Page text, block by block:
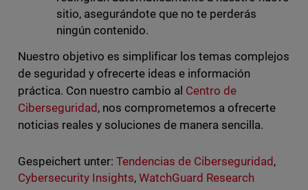
sitio, asegurándote que no te perderás
ningún contenido.
Nuestro objetivo es simplificar los temas complejos
de seguridad y ofrecerte ideas e información
práctica. Con nuestro cambio al Centro de
Ciberseguridad , nos comprometemos a ofrecerte
noticias reales y soluciones de manera sencilla.
Gespeichert unter: Tendencias de Ciberseguridad ,
Cybersecurity Insights, WatchGuard Research